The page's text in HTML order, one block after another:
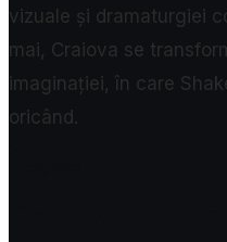
vizuale și dramaturgiei
mai, Craiova se
imaginației, în care
oricând.